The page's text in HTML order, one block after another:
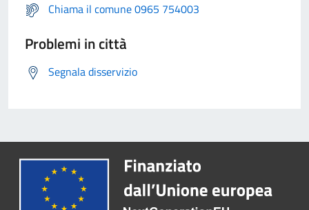
Chiama il comune 0965 754003
Problemi in città
Segnala disservizio